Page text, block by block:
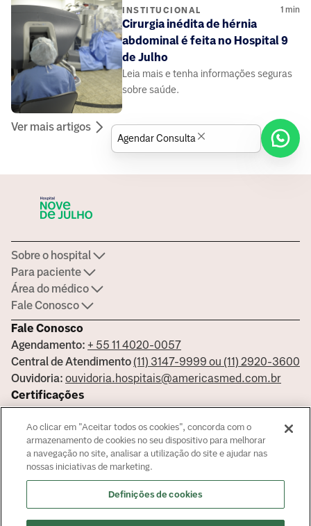
INSTITUCIONAL 1 min
Cirurgia inédita de hérnia
abdominal é feita no Hospital 9
de Julho
Leia mais e tenha informações seguras
sobre saúde.
Ver mais artigos
Fale Conosco
Agendamento: + 55 11 4020-0057
Central de Atendimento(11) 3147-9999 ou (11) 2920-3600
Ouvidoria: ouvidoria.hospitais@americasmed.com.br
Certificações
Saiba mais sobre nossas certificações
Sobre o hospital
Para paciente
Área do médico
Fale Conosco
Martin - CRM 239045
Agendar Consulta
Ao clicar em "Aceitar todos os cookies", concorda com o
armazenamento de cookies no seu dispositivo para melhorar
a navegação no site, analisar a utilização do site e ajudar nas
nossas iniciativas de marketing.
Definições de cookies